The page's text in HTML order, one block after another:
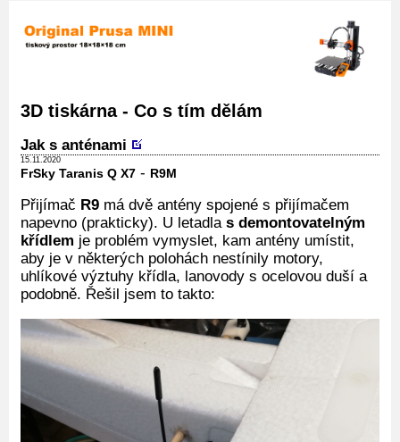
3D tiskárna - Co s tím dělám
Jak s anténami
15.11.2020
FrSky Taranis Q X7 - R9M
Přijímač R9 má dvě antény spojené s přijímačem
napevno (prakticky). U letadla s demontovatelným
křídlem je problém vymyslet, kam antény umístit,
aby je v některých polohách nestínily motory,
uhlíkové výztuhy křídla, lanovody s ocelovou duší a
podobně. Řešil jsem to takto: